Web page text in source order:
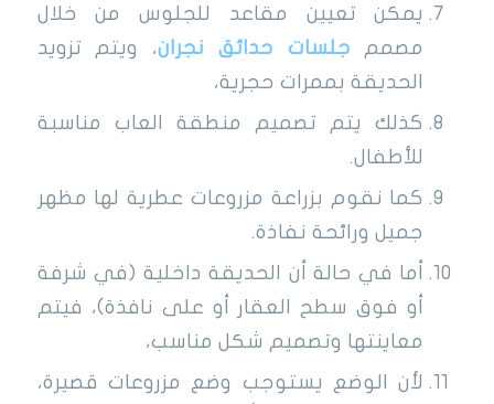
يمكن تعيين مقاعد للجلوس من خلال
مصمم جلسات حدائق نجران، ويتم تزويد
الحديقة بممرات حجرية،
كذلك يتم تصميم منطقة العاب مناسبة
للأطفال.
كما نقوم بزراعة مزروعات عطرية لها مظهر
جميل ورائحة نفاذة.
أما في حالة أن الحديقة داخلية (في شرفة
أو فوق سطح العقار أو على نافذة)، فيتم
معاينتها وتصميم شكل مناسب،
لأن الوضع يستوجب وضع مزروعات قصيرة،